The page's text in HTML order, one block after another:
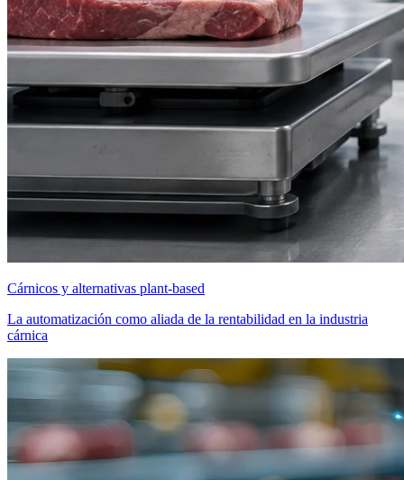
Cárnicos y alternativas plant-based
La automatización como aliada de la rentabilidad en la industria
cárnica